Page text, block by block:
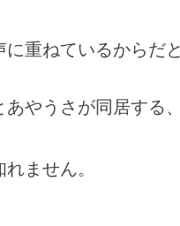
重ねているからだと
やうさが同居する
ません。